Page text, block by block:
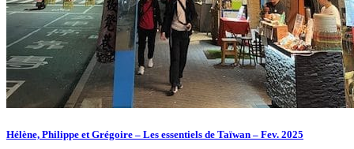
Hélène, Philippe et Grégoire – Les essentiels de Taïwan – Fev. 2025